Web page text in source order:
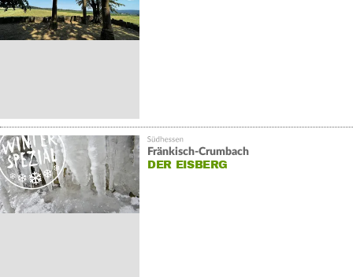
Fränkisch-Crumbach
DER EISBERG